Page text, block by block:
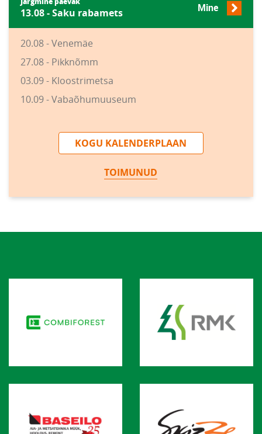
13.08 - Saku rabamets Mine
20.08 - Venemäe
27.08 - Pikknõmm
03.09 - Kloostrimetsa
10.09 - Vabaõhumuuseum
KOGU KALENDERPLAAN
TOIMUNUD